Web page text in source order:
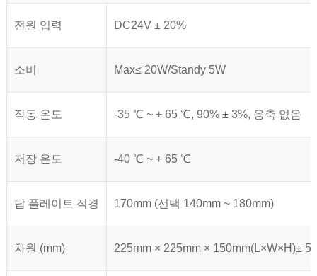
전원 입력 DC24V ± 20%
소비 Max≤ 20W/Standy 5W
작동 온도 -35 ℃ ~ + 65 ℃, 90% ± 3%, 응축 없음
저장 온도 -40 ℃ ~ + 65 ℃
탑 플레이트 직경 170mm (선택 140mm ~ 180mm)
차원 (mm) 225mm × 225mm × 150mm(L×W×H)±